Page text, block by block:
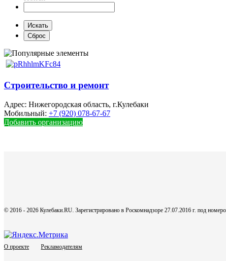
Строительство и ремонт
Адрес: Нижегородская область, г.Кулебаки
Мобильный: +7 (920) 078-67-67
Добавить организацию
© 2016 - 2026 Кулебаки.RU. Зарегистрировано в Роскомнадзоре 27.07.2016 г. под
О проекте Рекламодателям